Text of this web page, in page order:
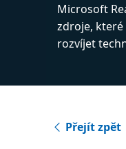
Microsoft
zdroje,
rozvíjet
Přejít zpět